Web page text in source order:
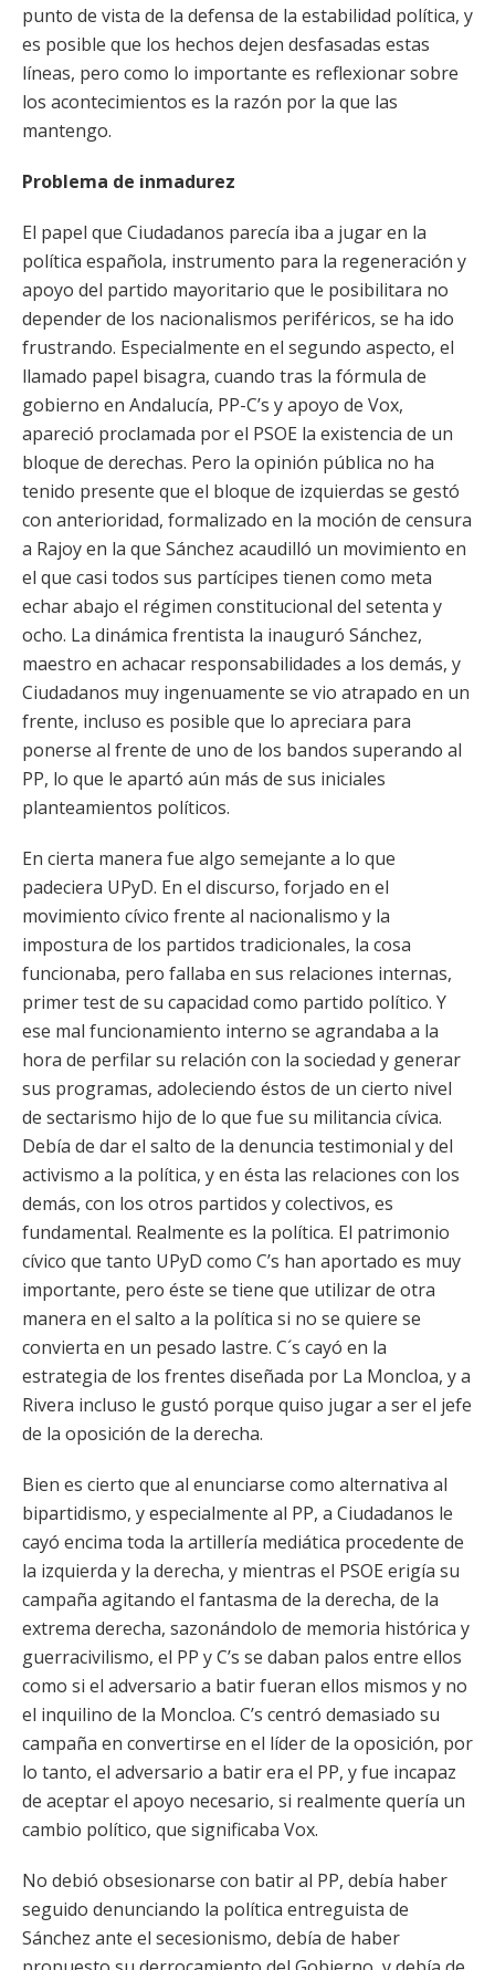
punto de vista de la defensa de la estabilidad política, y
es posible que los hechos dejen desfasadas estas
líneas, pero como lo importante es reflexionar sobre
los acontecimientos es la razón por la que las
mantengo.
Problema de inmadurez
El papel que Ciudadanos parecía iba a jugar en la
política española, instrumento para la regeneración y
apoyo del partido mayoritario que le posibilitara no
depender de los nacionalismos periféricos, se ha ido
frustrando. Especialmente en el segundo aspecto, el
llamado papel bisagra, cuando tras la fórmula de
gobierno en Andalucía, PP-C’s y apoyo de Vox,
apareció proclamada por el PSOE la existencia de un
bloque de derechas. Pero la opinión pública no ha
tenido presente que el bloque de izquierdas se gestó
con anterioridad, formalizado en la moción de censura
a Rajoy en la que Sánchez acaudilló un movimiento en
el que casi todos sus partícipes tienen como meta
echar abajo el régimen constitucional del setenta y
ocho. La dinámica frentista la inauguró Sánchez,
maestro en achacar responsabilidades a los demás, y
Ciudadanos muy ingenuamente se vio atrapado en un
frente, incluso es posible que lo apreciara para
ponerse al frente de uno de los bandos superando al
PP, lo que le apartó aún más de sus iniciales
planteamientos políticos.
En cierta manera fue algo semejante a lo que
padeciera UPyD. En el discurso, forjado en el
movimiento cívico frente al nacionalismo y la
impostura de los partidos tradicionales, la cosa
funcionaba, pero fallaba en sus relaciones internas,
primer test de su capacidad como partido político. Y
ese mal funcionamiento interno se agrandaba a la
hora de perfilar su relación con la sociedad y generar
sus programas, adoleciendo éstos de un cierto nivel
de sectarismo hijo de lo que fue su militancia cívica.
Debía de dar el salto de la denuncia testimonial y del
activismo a la política, y en ésta las relaciones con los
demás, con los otros partidos y colectivos, es
fundamental. Realmente es la política. El patrimonio
cívico que tanto UPyD como C’s han aportado es muy
importante, pero éste se tiene que utilizar de otra
manera en el salto a la política si no se quiere se
convierta en un pesado lastre. C´s cayó en la
estrategia de los frentes diseñada por La Moncloa, y a
Rivera incluso le gustó porque quiso jugar a ser el jefe
de la oposición de la derecha.
Bien es cierto que al enunciarse como alternativa al
bipartidismo, y especialmente al PP, a Ciudadanos le
cayó encima toda la artillería mediática procedente de
la izquierda y la derecha, y mientras el PSOE erigía su
campaña agitando el fantasma de la derecha, de la
extrema derecha, sazonándolo de memoria histórica y
guerracivilismo, el PP y C’s se daban palos entre ellos
como si el adversario a batir fueran ellos mismos y no
el inquilino de la Moncloa. C’s centró demasiado su
campaña en convertirse en el líder de la oposición, por
lo tanto, el adversario a batir era el PP, y fue incapaz
de aceptar el apoyo necesario, si realmente quería un
cambio político, que significaba Vox.
No debió obsesionarse con batir al PP, debía haber
seguido denunciando la política entreguista de
Sánchez ante el secesionismo, debía de haber